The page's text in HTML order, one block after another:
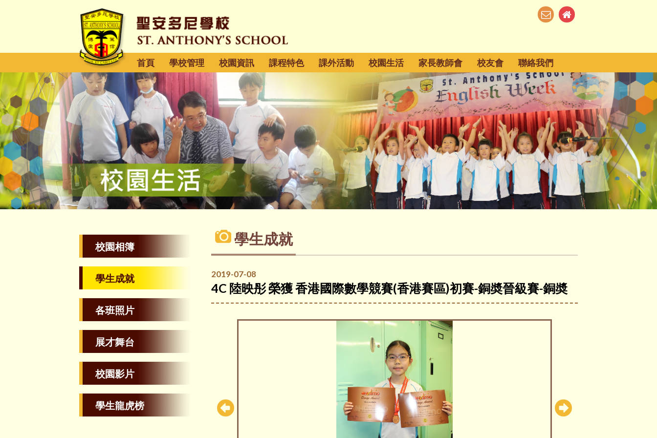
首頁 學校管理 校園資訊 課程特色 課外活動 校園生活 家長教師會 校友會 聯絡我們
校園相簿
學生成就
各班照片
展才舞台
校園影片
學生龍虎榜
學生成就
2019-07-08
4C 陸映彤 榮獲 香港國際數學競賽(香港賽區)初賽-銅奬晉級賽-銅奬